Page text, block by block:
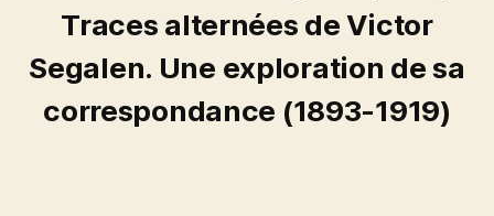
Traces alternées de Victor
Segalen. Une exploration de sa
correspondance (1893-1919)